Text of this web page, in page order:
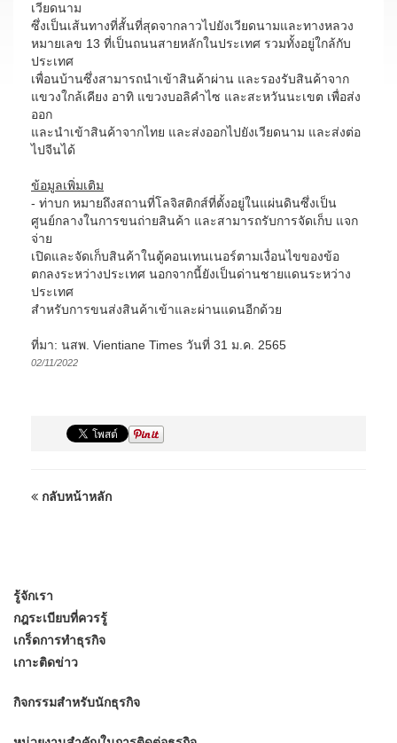
เวียดนาม
ซึ่งเป็นเส้นทางที่สั้นที่สุดจากลาวไปยังเวียดนามและทางหลวง
หมายเลข 13 ที่เป็นถนนสายหลักในประเทศ รวมทั้งอยู่ใกล้กับ
ประเทศ
เพื่อนบ้านซึ่งสามารถนำเข้าสินค้าผ่าน และรองรับสินค้าจาก
แขวงใกล้เคียง อาทิ แขวงบอลิคำไซ และสะหวันนะเขต เพื่อส่ง
ออก
และนำเข้าสินค้าจากไทย และส่งออกไปยังเวียดนาม และส่งต่อ
ไปจีนได้
ข้อมูลเพิ่มเติม
- ท่าบก หมายถึงสถานที่โลจิสติกส์ที่ตั้งอยู่ในแผ่นดินซึ่งเป็น
ศูนย์กลางในการขนถ่ายสินค้า และสามารถรับการจัดเก็บ แจก
จ่าย
เปิดและจัดเก็บสินค้าในตู้คอนเทนเนอร์ตามเงื่อนไขของข้อ
ตกลงระหว่างประเทศ นอกจากนี้ยังเป็นด่านชายแดนระหว่าง
ประเทศ
สำหรับการขนส่งสินค้าเข้าและผ่านแดนอีกด้วย
ที่มา: นสพ. Vientiane Times วันที่ 31 ม.ค. 2565
02/11/2022
กลับหน้าหลัก
รู้จักเรา
กฎระเบียบที่ควรรู้
เกร็ดการทำธุรกิจ
เกาะติดข่าว
กิจกรรมสำหรับนักธุรกิจ